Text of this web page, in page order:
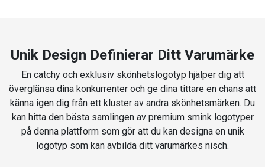
Unik Design Definierar Ditt Varumärke
En catchy och exklusiv skönhetslogotyp hjälper dig att
överglänsa dina konkurrenter och ge dina tittare en chans att
känna igen dig från ett kluster av andra skönhetsmärken. Du
kan hitta den bästa samlingen av premium smink logotyper
på denna plattform som gör att du kan designa en unik
logotyp som kan avbilda ditt varumärkes nisch.